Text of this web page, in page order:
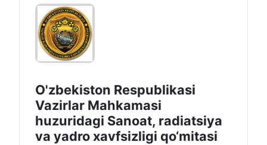
O'zbekiston Respublikasi
Vazirlar Mahkamasi
huzuridagi Sanoat, radiatsiya
va yadro xavfsizligi qo‘mitasi